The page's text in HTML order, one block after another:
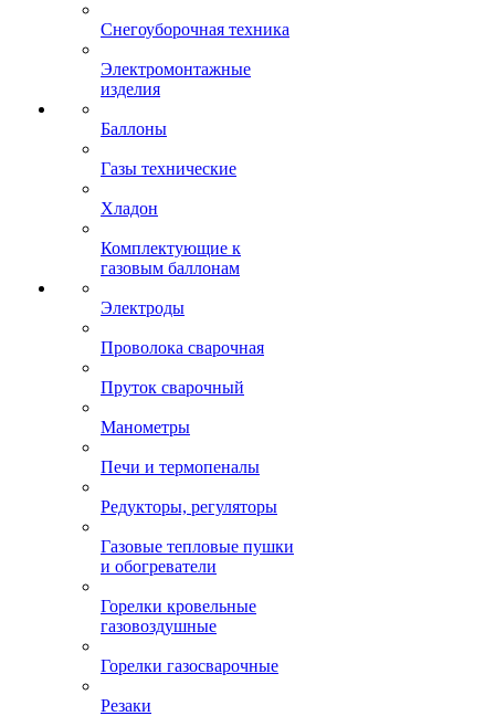
Снегоуборочная техника
Электромонтажные
изделия
Баллоны
Газы технические
Хладон
Комплектующие к
газовым баллонам
Электроды
Проволока сварочная
Пруток сварочный
Манометры
Печи и термопеналы
Редукторы, регуляторы
Газовые тепловые пушки
и обогреватели
Горелки кровельные
газовоздушные
Горелки газосварочные
Резаки